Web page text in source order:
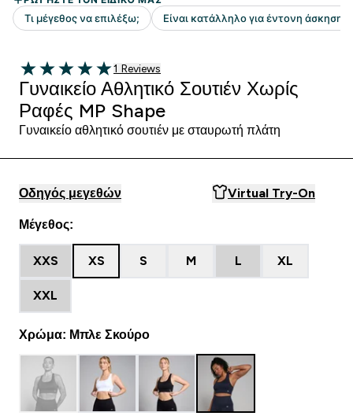
5 out of 5 stars
1 customer reviews
1 Reviews
Γυναικείο Αθλητικό Σουτιέν Χωρίς
Ραφές MP Shape
Γυναικείο αθλητικό σουτιέν με σταυρωτή πλάτη
Οδηγός μεγεθών Virtual Try-On
Μέγεθος:
XXS XS S M L XL
XXL
Χρώμα: Μπλε Σκούρο